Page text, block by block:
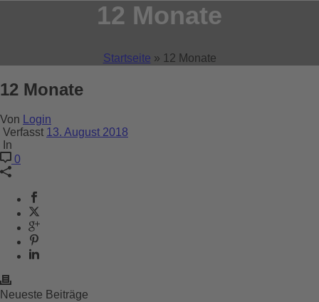
12 Monate
Startseite » 12 Monate
12 Monate
Von Login
Verfasst 13. August 2018
In
0
Neueste Beiträge